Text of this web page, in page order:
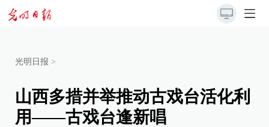
光明日报 >
山西多措并举推动古戏台活化利
用——古戏台逢新唱